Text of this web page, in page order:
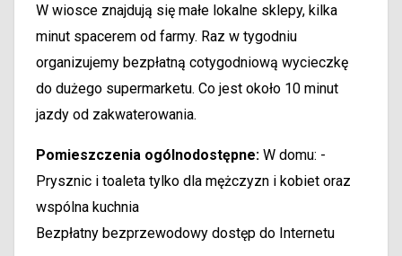
W wiosce znajdują się małe lokalne sklepy, kilka
minut spacerem od farmy. Raz w tygodniu
organizujemy bezpłatną cotygodniową wycieczkę
do dużego supermarketu. Co jest około 10 minut
jazdy od zakwaterowania.
Pomieszczenia ogólnodostępne: W domu: -
Prysznic i toaleta tylko dla mężczyzn i kobiet oraz
wspólna kuchnia
Bezpłatny bezprzewodowy dostęp do Internetu